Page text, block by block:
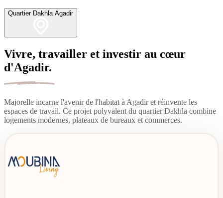
Quartier Dakhla Agadir
Vivre, travailler et investir au cœur
d'Agadir.
Majorelle incarne l'avenir de l'habitat à Agadir et réinvente les
espaces de travail. Ce projet polyvalent du quartier Dakhla combine
logements modernes, plateaux de bureaux et commerces.